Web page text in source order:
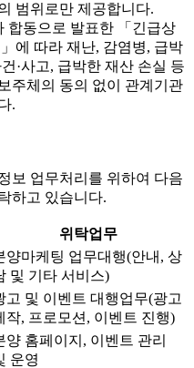
범위로만 제공합니다.
합동으로 발표한 「긴급상
에 따라 재난, 감염병, 급박
·사고, 급박한 재산 손실 등
주체의 동의 없이 관계기관
.
보 업무처리를 위하여 다음
하고 있습니다.
위탁업무
양마케팅 업무대행(안내, 상
및 기타 서비스)
고 및 이벤트 대행업무(광고
작, 프로모션, 이벤트 진행)
양 홈페이지, 이벤트 관리
운영